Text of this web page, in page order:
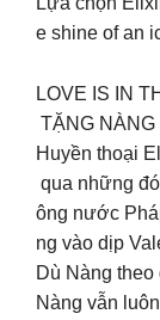
e shine of an
LOVE IS IN
TẶNG
Huyền thoại
qua những
ông nước
ng vào dịp
Dù Nàng
Nàng vẫn